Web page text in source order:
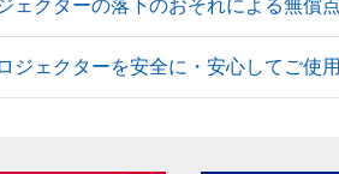
ェクターの落下のおそれによる無償
ジェクターを安全に・安心してご使